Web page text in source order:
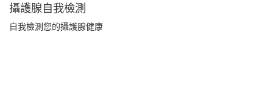
攝護腺自我檢測
自我檢測您的攝護腺健康